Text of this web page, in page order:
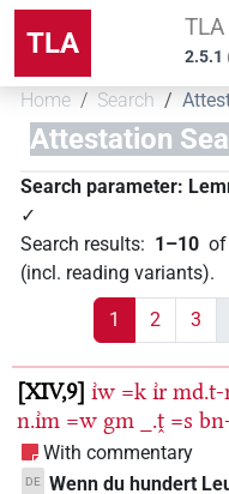
TLA TLA
2.5.1
Home Search
Attestation
Search parameter:
✓
Search results: 1–10 of
(incl. reading variants).
1 2 3
XIV,9 ı͗w =k ı͗r
n.ı͗m =w gm _.ṱ =s
With commentary
DE Wenn du hundert